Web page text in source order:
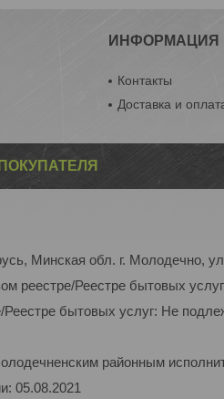
ИНФОРМАЦИЯ
Контакты
Доставка и
Минская обл. г. Молодечно,
реестре/Реестре бытовых
бытовых услуг: Не
районным
05.08.2021